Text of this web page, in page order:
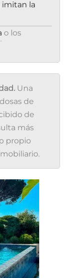
imitan la
o los
Una
de
de
más
propio